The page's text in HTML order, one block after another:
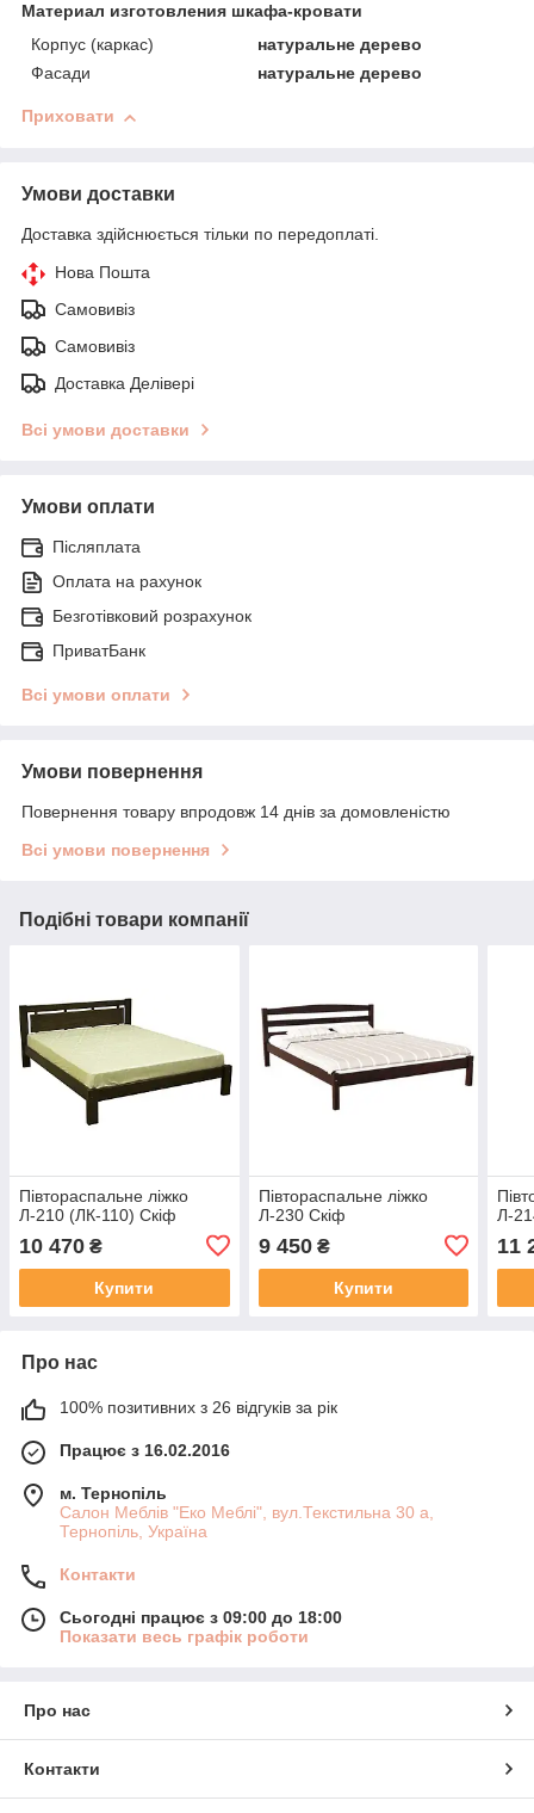
Материал изготовления шкафа-кровати
Корпус (каркас)
натуральне дерево
Фасади
натуральне дерево
Приховати
Умови доставки
Доставка здійснюється тільки по передоплаті.
Нова Пошта
Самовивіз
Самовивіз
Доставка Делівері
Всі умови доставки
Умови оплати
Післяплата
Оплата на рахунок
Безготівковий розрахунок
ПриватБанк
Всі умови оплати
Умови повернення
Повернення товару впродовж 14 днів за домовленістю
Всі умови повернення
Подібні товари компанії
Півтораспальне ліжко
Л-210 (ЛК-110) Скіф
10 470 ₴
Купити
Півтораспальне ліжко
Л-230 Скіф
9 450₴
Купити
Л-
11
Про нас
100% позитивних з 26 відгуків за рік
Працює з 16.02.2016
м. Тернопіль
Салон Меблів "Еко Меблі", вул.Текстильна 30 а,
Тернопіль, Україна
Контакти
Сьогодні працює з 09:00 до 18:00
Показати весь графік роботи
Про нас
Контакти